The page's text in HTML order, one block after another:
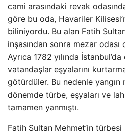
cami arasındaki revak
göre bu oda, Havariler
biliniyordu. Bu alan Fatih
inşasından sonra mezar odası
Ayrıca 1782 yılında
vatandaşlar eşyalarını
götürdüler. Bu nedenle yangın
dönemde türbe, eşyaları ve
tamamen yanmıştı.
Fatih Sultan Mehmet’in